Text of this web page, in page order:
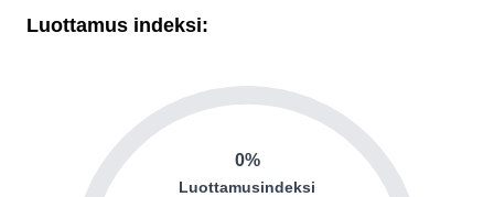
Luottamus indeksi:
0%
Luottamusindeksi